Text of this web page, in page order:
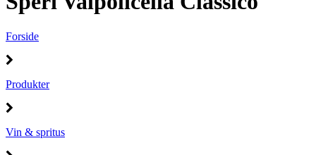
Forside
Produkter
Vin & spritus